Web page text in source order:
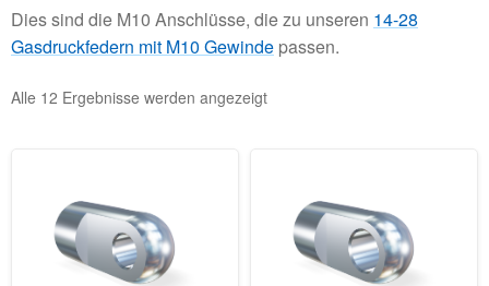
Dies sind die M10 Anschlüsse, die zu unseren 14-28
Gasdruckfedern mit M10 Gewinde passen.
Alle 12 Ergebnisse werden angezeigt